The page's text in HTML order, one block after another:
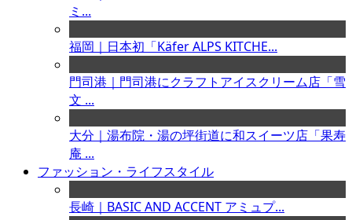
ミ...
福岡｜日本初「Käfer ALPS KITCHE...
門司港｜門司港にクラフトアイスクリーム店「雪
文 ...
大分｜湯布院・湯の坪街道に和スイーツ店「果寿
庵 ...
ファッション・ライフスタイル
長崎｜BASIC AND ACCENT アミュプ...